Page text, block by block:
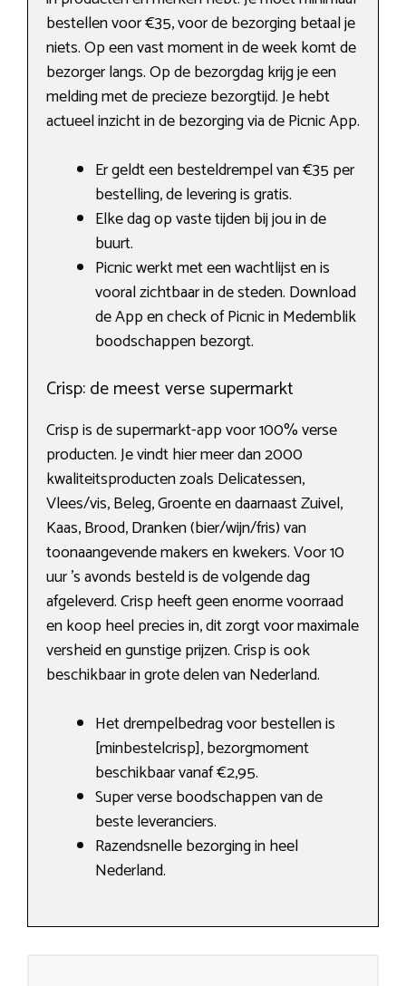
bestellen voor €35, voor de bezorging betaal je
niets. Op een vast moment in de week komt de
bezorger langs. Op de bezorgdag krijg je een
melding met de precieze bezorgtijd. Je hebt
actueel inzicht in de bezorging via de Picnic App.
Er geldt een besteldrempel van €35 per
bestelling, de levering is gratis.
Elke dag op vaste tijden bij jou in de
buurt.
Picnic werkt met een wachtlijst en is
vooral zichtbaar in de steden. Download
de App en check of Picnic in Medemblik
boodschappen bezorgt.
Crisp: de meest verse supermarkt
Crisp is de supermarkt-app voor 100% verse
producten. Je vindt hier meer dan 2000
kwaliteitsproducten zoals Delicatessen,
Vlees/vis, Beleg, Groente en daarnaast Zuivel,
Kaas, Brood, Dranken (bier/wijn/fris) van
toonaangevende makers en kwekers. Voor 10
uur ’s avonds besteld is de volgende dag
afgeleverd. Crisp heeft geen enorme voorraad
en koop heel precies in, dit zorgt voor maximale
versheid en gunstige prijzen. Crisp is ook
beschikbaar in grote delen van Nederland.
Het drempelbedrag voor bestellen is
[minbestelcrisp], bezorgmoment
beschikbaar vanaf €2,95.
Super verse boodschappen van de
beste leveranciers.
Razendsnelle bezorging in heel
Nederland.